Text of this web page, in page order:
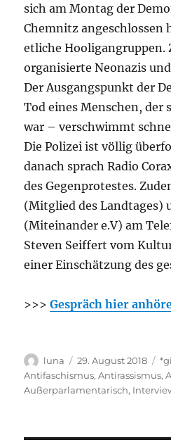
sich am Montag der
Chemnitz angeschlossen
etliche Hooligangruppen.
organisierte Neonazis
Der Ausgangspunkt der
Tod eines Menschen, der
war – verschwimmt
Die Polizei ist völlig
danach sprach Radio
des Gegenprotestes.
(Mitglied des Landtages)
(Miteinander e.V) am
Steven Seiffert vom
einer Einschätzung des
>>>Gespräch hier
Autor
luna
Veröffentlicht
am
29. August 2018
Antifaschismus,Antirassismus,
Außerparlamentarisch,